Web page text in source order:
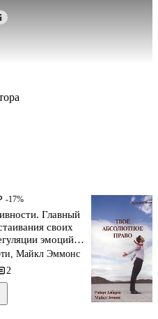
-17%
Главный
своих
эмоций и
связей
Майкл Эммонс
2